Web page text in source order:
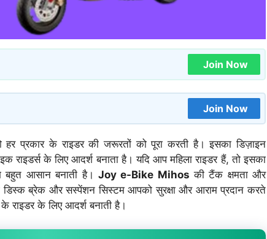
Join Now
Join Now
हर प्रकार के राइडर की जरूरतों को पूरा करती है। इसका डिज़ाइन
राइडर्स के लिए आदर्श बनाता है। यदि आप महिला राइडर हैं, तो इसका
बहुत आसान बनाती है। Joy e-Bike Mihos की टैंक क्षमता और
ब्रेक और सस्पेंशन सिस्टम आपको सुरक्षा और आराम प्रदान करते
के लिए आदर्श बनाती है।